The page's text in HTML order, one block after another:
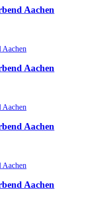
Aachen
Aachen
Aachen
Aachen